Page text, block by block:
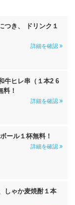
つき、 ドリンク１
詳細を確認
牛ヒレ串（１本2 6
料！
詳細を確認
ール１杯無料！
詳細を確認
しゃか麦焼酎１本